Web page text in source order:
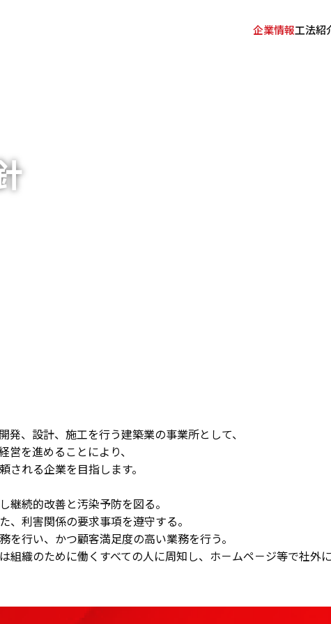
企業情報工法紹
、設計、施工を行う建築業の事業所として、
を進めることにより、
れる企業を目指します。
継続的改善と汚染予防を図る。
利害関係の要求事項を遵守する。
行い、かつ顧客満足度の高い業務を行う。
組織のために働くすべての人に周知し、ホ－ムペ－ジ等で社外に